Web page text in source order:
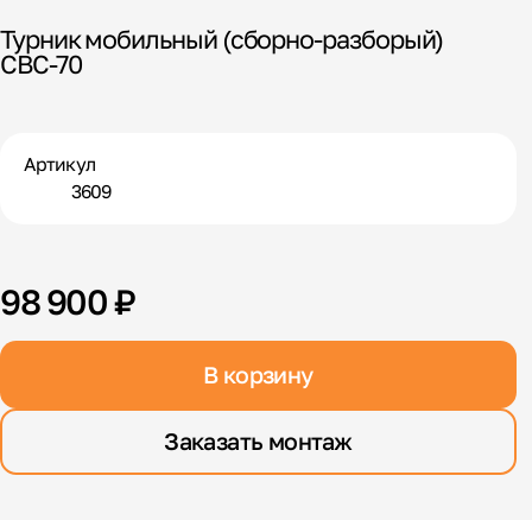
Турник мобильный (сборно-разборый)
СВС-70
Артикул
3609
98 900 ₽
В корзину
Заказать монтаж